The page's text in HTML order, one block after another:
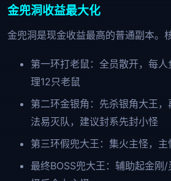
金兜洞收益最大化
金兜洞是现金收益最高的普通副本。
第一环打老鼠：全员散开，每
理12只老鼠
第二环金银角：先杀银角大王
法易灭队，建议封系先封小怪
第三环假兜大王：集火主怪，
最终BOSS兜大王：辅助起金刚